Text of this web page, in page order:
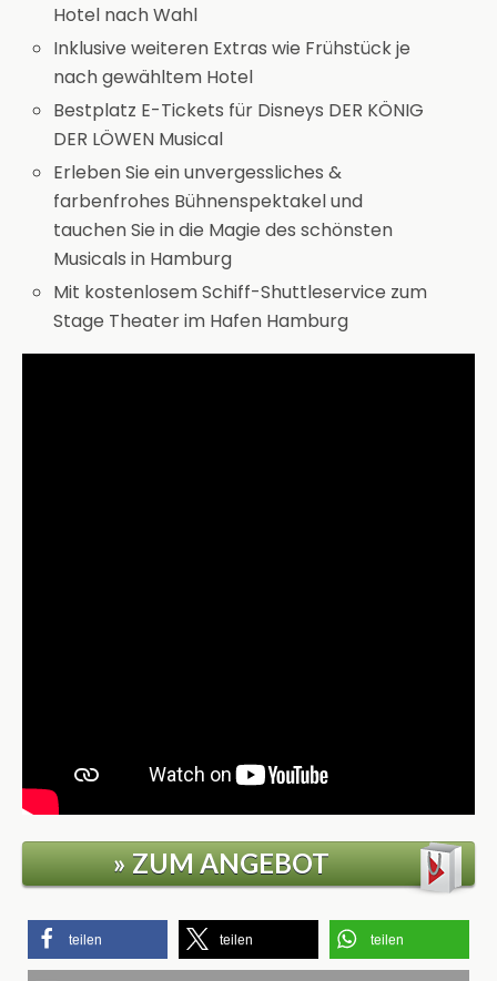
Hotel nach Wahl
Inklusive weiteren Extras wie Frühstück je
nach gewähltem Hotel
Bestplatz E-Tickets für Disneys DER KÖNIG
DER LÖWEN Musical
Erleben Sie ein unvergessliches &
farbenfrohes Bühnenspektakel und
tauchen Sie in die Magie des schönsten
Musicals in Hamburg
Mit kostenlosem Schiff-Shuttleservice zum
Stage Theater im Hafen Hamburg
» ZUM ANGEBOT
teilen teilen teilen